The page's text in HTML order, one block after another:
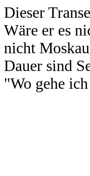
Dieser
Wäre er es
nicht
Dauer sind
"Wo gehe